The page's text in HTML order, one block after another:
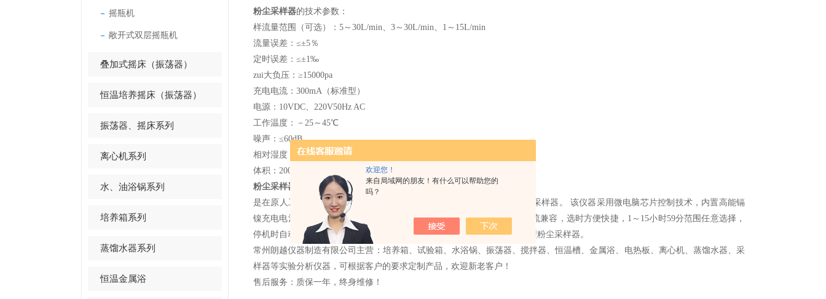
欢迎您！
来自局域网的朋友！有什么可以帮助您的
吗？
摇瓶机
敞开式双层摇瓶机
叠加式摇床（振荡器）
恒温培养摇床（振荡器）
振荡器、摇床系列
离心机系列
水、油浴锅系列
培养箱系列
蒸馏水器系列
恒温金属浴
粉尘采样器的技术参数：
样流量范围（可选）：5～30L/min、3～30L/min、1～15L/min
流量误差：≤±5％
定时误差：≤±1‰
zui大负压：≥15000pa
充电电流：300mA（标准型）
电源：10VDC、220V50Hz AC
工作温度：－25～45℃
噪声：≤60dB
相对湿度：≤85％
体积：200×160×140 mm
粉尘采样器
的简述：
是在原人工控制的基础上新增加了微电脑开机、关机、控制的全自动粉尘采样器。 该仪器采用微电脑芯片控制技术，内置高能镉
镍充电电池，连续运转时间长、操作简易、记时精度高、坚固耐用、交直流兼容，选时方便快捷，1～15小时59分范围任意选择，
停机时自动关断电源。是目前国内同类仪器中较为理想、实用的滤膜测尘型粉尘采样器。
常州朗越仪器制造有限公司主营：培养箱、试验箱、水浴锅、振荡器、搅拌器、恒温槽、金属浴、电热板、离心机、蒸馏水器、采
样器等实验分析仪器，可根据客户的要求定制产品，欢迎新老客户！
售后服务：质保一年，终身维修！